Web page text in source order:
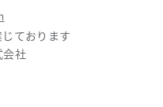
ております
社